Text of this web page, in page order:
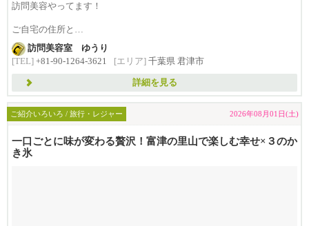
訪問美容やってます！
ご自宅の住所と
連絡が取れる電話番号
お聞きします！
今日...
訪問美容室 ゆうり
[TEL] +81-90-1264-3621 [エリア] 千葉県 君津市
詳細を見る
ご紹介いろいろ / 旅行・レジャー 2026年08月01日(土)
一口ごとに味が変わる贅沢！富津の里山で楽しむ幸せ×３のか
き氷